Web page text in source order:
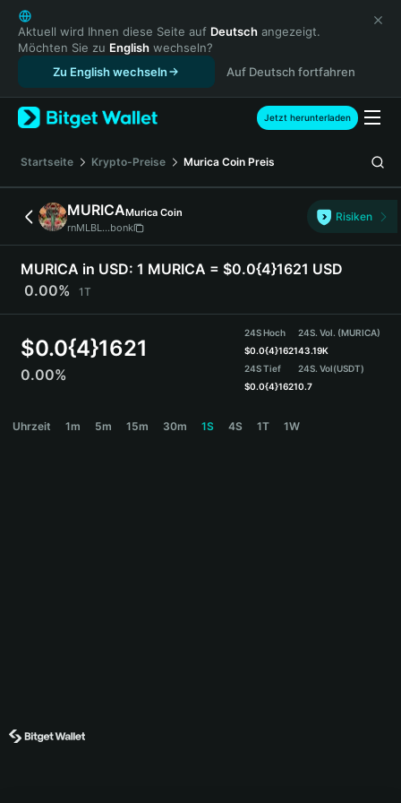
English
日本語
Tiếng Việt
Русский
Español (Latinoamérica)
Türkçe
Français
Deutsch
简体中文
繁體中文
Português (Portugal)
Bahasa Indonesia
ภาษาไทย
हिन्दी
Español
Português (Brasil)
Aktuell wird Ihnen diese Seite auf Deutsch angezeigt.
Möchten Sie zu English wechseln?
Zu English wechseln
Auf Deutsch fortfahren
Jetzt herunterladen
Startseite Krypto-Preise Murica Coin Preis
MURICAMurica Coin
rnMLBL...bonk
Risiken
MURICA in USD: 1 MURICA = $0.0{4}1621 USD
0.00%
1T
$0.0{4}1621
0.00%
24S Hoch
$0.0{4}1621
24S Tief
$0.0{4}1621
24S. Vol. (MURICA)
43.19K
24S. Vol(USDT)
0.7
Uhrzeit 1m 5m 15m 30m 1S 4S 1T 1W